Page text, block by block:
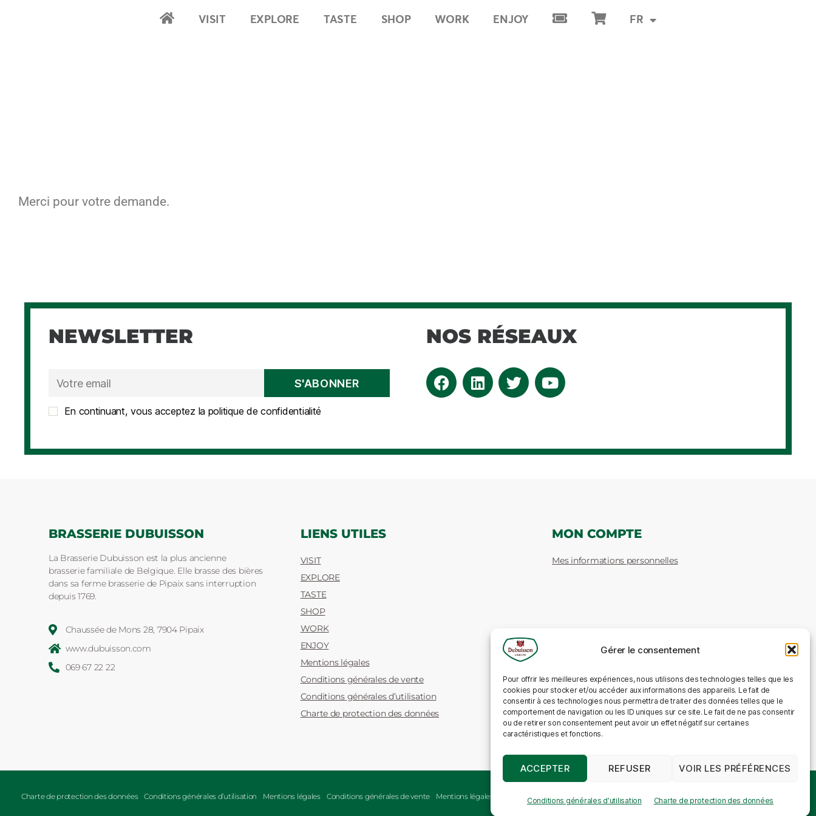
Gérer le consentement
Pour offrir les meilleures expériences, nous utilisons des technologies telles que les
cookies pour stocker et/ou accéder aux informations des appareils. Le fait de
consentir à ces technologies nous permettra de traiter des données telles que le
comportement de navigation ou les ID uniques sur ce site. Le fait de ne pas consentir
ou de retirer son consentement peut avoir un effet négatif sur certaines
caractéristiques et fonctions.
ACCEPTER REFUSER VOIR LES PRÉFÉRENCES
Conditions générales d’utilisation Charte de protection des données
Accueil VISIT EXPLORE TASTE SHOP WORK ENJOY Tickets Panier FR
Merci pour votre demande.
NEWSLETTER
En continuant, vous acceptez la politique de confidentialité
NOS RÉSEAUX
BRASSERIE DUBUISSON
La Brasserie Dubuisson est la plus ancienne
brasserie familiale de Belgique. Elle brasse des bières
dans sa ferme brasserie de Pipaix sans interruption
depuis 1769.
Chaussée de Mons 28, 7904 Pipaix
www.dubuisson.com
069 67 22 22
LIENS UTILES
VISIT
EXPLORE
TASTE
SHOP
WORK
ENJOY
Mentions légales
Conditions générales de vente
Conditions générales d’utilisation
Charte de protection des données
MON COMPTE
Mes informations personnelles
Charte de protection des données Conditions générales d’utilisation Mentions légales Conditions générales de vente Mentions légales de vente Beerstorium by Dubuisson © 2020 | Made by Webdigit